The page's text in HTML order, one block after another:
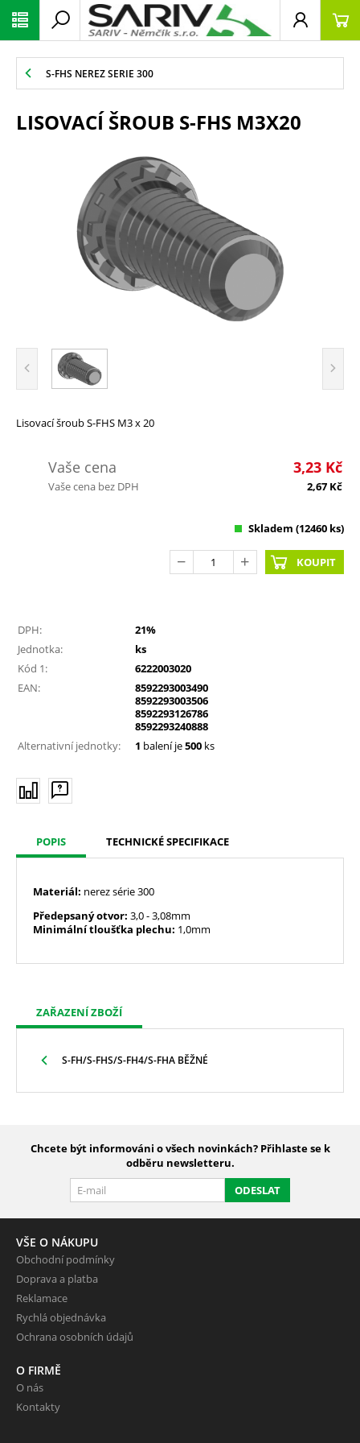
S-FHS NEREZ SERIE 300
LISOVACÍ ŠROUB S-FHS M3X20
Lisovací šroub S-FHS M3 x 20
Vaše cena 3,23 Kč
Vaše cena bez DPH 2,67 Kč
Skladem (12460 ks)
KOUPIT
DPH:
21%
Jednotka:
ks
Kód 1:
6222003020
EAN:
8592293003490
8592293003506
8592293126786
8592293240888
Alternativní jednotky:
1 balení je500 ks
POPIS TECHNICKÉ SPECIFIKACE
Materiál: nerez série 300
Předepsaný otvor: 3,0- 3,08mm
Minimální tloušťka plechu: 1,0mm
ZAŘAZENÍ ZBOŽÍ
S-FH/S-FHS/S-FH4/S-FHA BĚŽNÉ
Chcete být informováni o všech novinkách? Přihlaste se k
odběru newsletteru.
ODESLAT
VŠE O NÁKUPU
Obchodní podmínky
Doprava a platba
Reklamace
Rychlá objednávka
Ochrana osobních údajů
O FIRMĚ
O nás
Kontakty